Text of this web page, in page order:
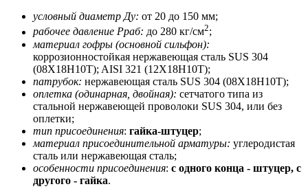
условный диаметр Ду: от 20 до 150 мм;
рабочее давление Рраб: до 280 кг/см2;
материал гофры (основной сильфон):
коррозионностойкая нержавеющая сталь SUS 304
(08Х18Н10Т); AISI 321 (12Х18Н10Т);
патрубок: нержавеющая сталь SUS 304 (08Х18Н10Т);
оплетка (одинарная, двойная): сетчатого типа из
стальной нержавеющей проволоки SUS 304, или без
оплетки;
тип присоединения: гайка-штуцер;
материал присоединительной арматуры: углеродистая
сталь или нержавеющая сталь;
особенности присоединения: с одного конца - штуцер, с
другого - гайка.